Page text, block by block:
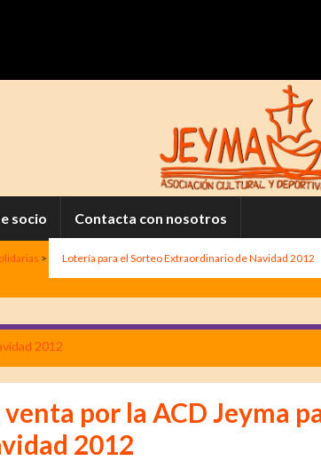
socio Contacta con nosotros
> Lotería para el Sorteo Extraordinario de Navidad 2012
2012
por la ACD Jeyma
2012